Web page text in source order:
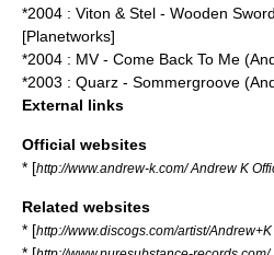
*2004 : Viton & Stel - Wooden
[Planetworks]
*2004 : MV - Come Back To Me
*2003 : Quarz - Sommergroove
External links
Official websites
* [http://www.andrew-k.com/ Andrew K
Related websites
* [http://www.discogs.com/artist/